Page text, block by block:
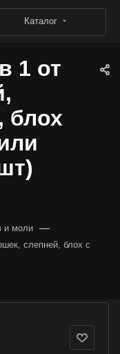
Каталог
1 от
блох
и моли —
слепней, блох с